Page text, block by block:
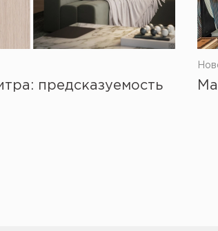
предсказуемость